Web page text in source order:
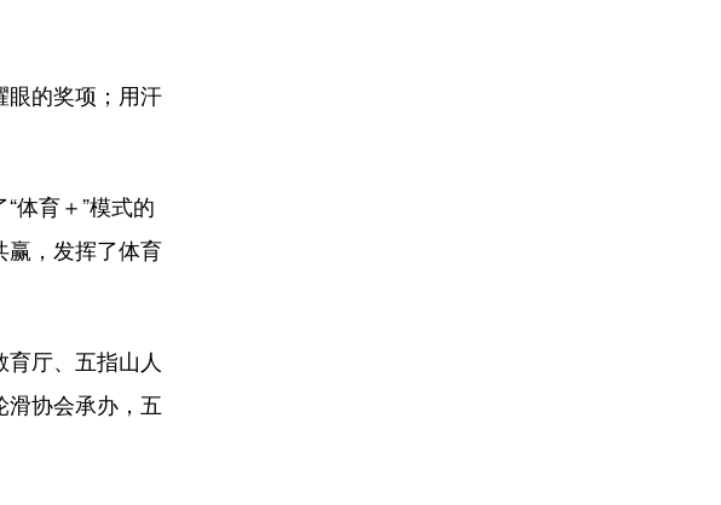
的奖项；用汗
育＋”模式的
赢，发挥了体育
厅、五指山人
协会承办，五